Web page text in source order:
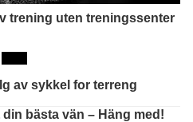
trening uten treningssenter
av sykkel for terreng
bästa vän – Häng med!